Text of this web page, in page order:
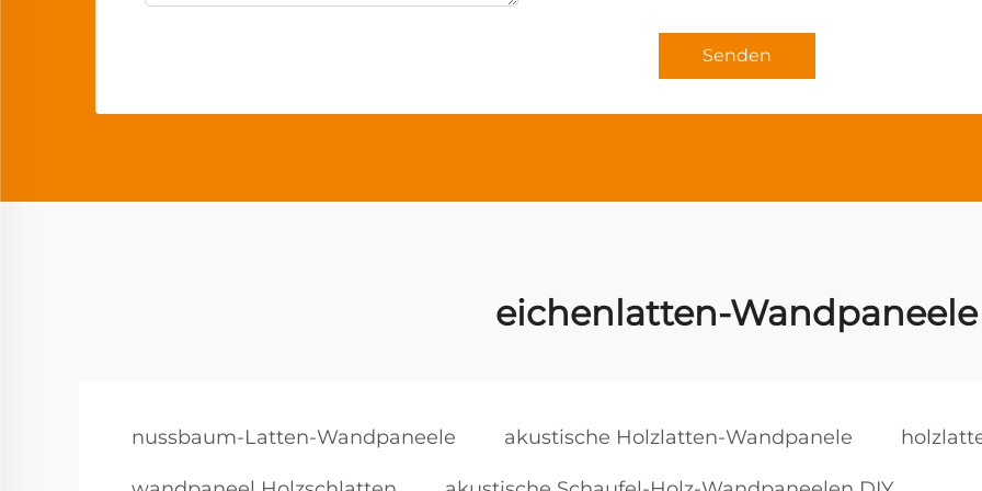
Senden
eichenlatten-Wandpaneele
nussbaum-Latten-Wandpaneele akustische Holzlatten-Wandpanele